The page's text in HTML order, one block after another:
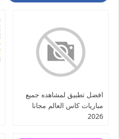
افضل تطبيق لمشاهده جميع
مباريات كاس العالم مجانا
2026